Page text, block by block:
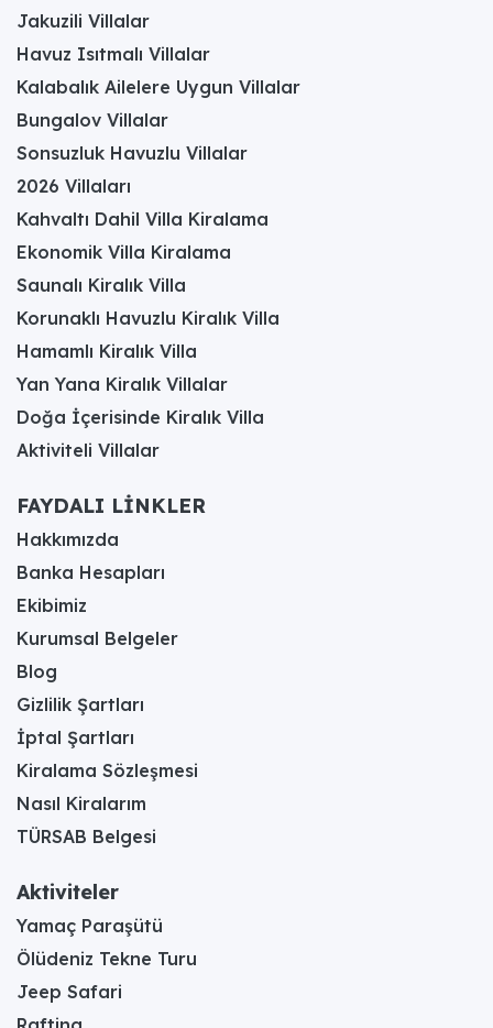
Jakuzili Villalar
Havuz Isıtmalı Villalar
Kalabalık Ailelere Uygun Villalar
Bungalov Villalar
Sonsuzluk Havuzlu Villalar
2026 Villaları
Kahvaltı Dahil Villa Kiralama
Ekonomik Villa Kiralama
Saunalı Kiralık Villa
Korunaklı Havuzlu Kiralık Villa
Hamamlı Kiralık Villa
Yan Yana Kiralık Villalar
Doğa İçerisinde Kiralık Villa
Aktiviteli Villalar
FAYDALI LİNKLER
Hakkımızda
Banka Hesapları
Ekibimiz
Kurumsal Belgeler
Blog
Gizlilik Şartları
İptal Şartları
Kiralama Sözleşmesi
Nasıl Kiralarım
TÜRSAB Belgesi
Aktiviteler
Yamaç Paraşütü
Ölüdeniz Tekne Turu
Jeep Safari